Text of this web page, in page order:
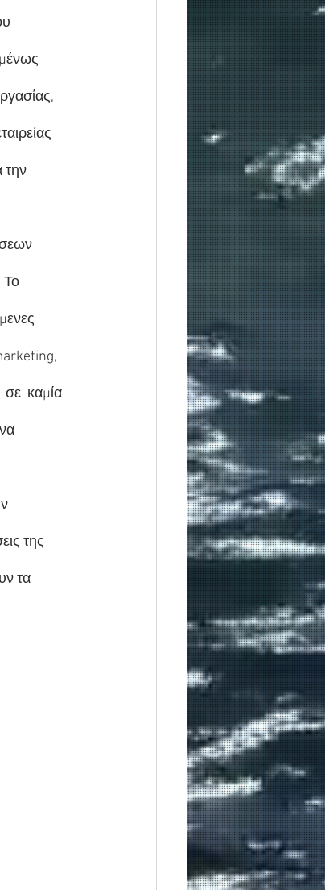
την
Το
σε  καμία
της
τα